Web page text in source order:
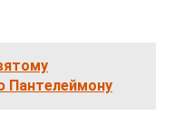
Пантелеймону